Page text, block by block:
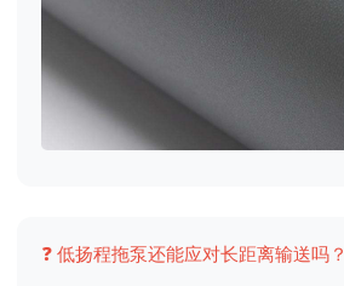
❓ 低扬程拖泵还能应对长距离输送吗？